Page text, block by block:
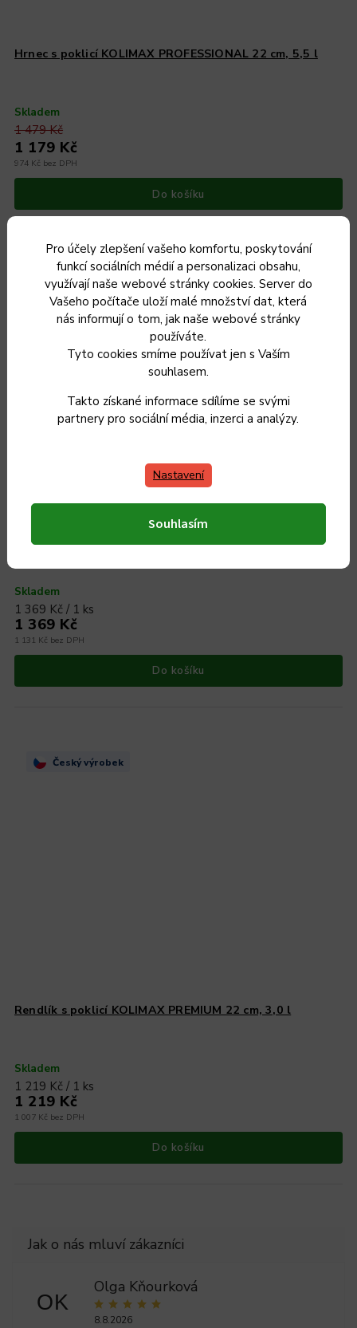
Pro účely zlepšení vašeho komfortu, poskytování
funkcí sociálních médií a personalizaci obsahu,
využívají naše webové stránky cookies. Server do
Vašeho počítače uloží malé množství dat, která
nás informují o tom, jak naše webové stránky
používáte.
Tyto cookies smíme používat jen s Vaším
souhlasem.
Takto získané informace sdílíme se svými
partnery pro sociální média, inzerci a analýzy.
Nastavení
Souhlasím
Hrnec s poklicí KOLIMAX PROFESSIONAL 22 cm, 5,5 l
Skladem
974 Kč bez DPH
1 479 Kč
1 179 Kč
Do košíku
Český výrobek
Rendlík s poklicí KOLIMAX KLASIK 22 cm, 3,0 l
Skladem
1 131 Kč bez DPH
1 369 Kč
1 369 Kč / 1 ks
Do košíku
Český výrobek
Rendlík s poklicí KOLIMAX PREMIUM 22 cm, 3,0 l
Skladem
1 007 Kč bez DPH
1 219 Kč
1 219 Kč / 1 ks
Do košíku
OK
Olga Kňourková
8.8.2026